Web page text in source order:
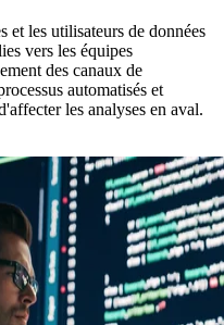
et les utilisateurs de données
vers les équipes
des canaux de
automatisés et
les analyses en aval.